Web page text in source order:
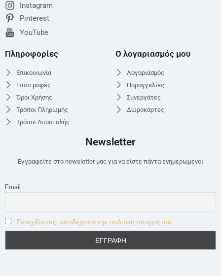
Instagram
Pinterest
YouTube
Πληροφορίες
Επικοινωνία
Επιστροφές
Όροι Χρήσης
Τρόποι Πληρωμής
Τρόποι Αποστολής
Ο λογαριασμός μου
Λογαριασμός
Παραγγελίες
Συνεργάτες
Δωροκάρτες
Newsletter
Εγγραφείτε στο newsletter μας για να είστε πάντα ενημερωμένοι
Email
Συνεχίζοντας, αποδέχεστε την πολιτική απορρήτου